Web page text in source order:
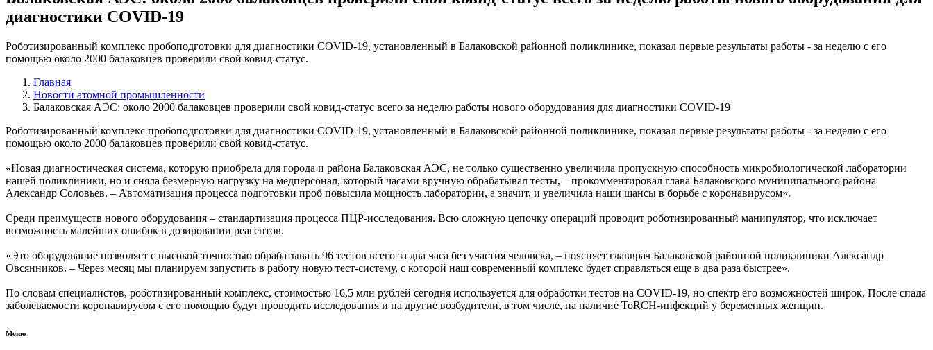
диагностики COVID-19
Роботизированный комплекс пробоподготовки для диагностики COVID-19, установленный в Балаковской районной поликлинике, показал первые результаты работы - за неделю с его
помощью около 2000 балаковцев проверили свой ковид-статус.
Главная
Новости атомной промышленности
Балаковская АЭС: около 2000 балаковцев проверили свой ковид-статус всего за неделю работы нового оборудования для диагностики COVID-19
Роботизированный комплекс пробоподготовки для диагностики COVID-19, установленный в Балаковской районной поликлинике, показал первые результаты работы - за неделю с его
помощью около 2000 балаковцев проверили свой ковид-статус.
«Новая диагностическая система, которую приобрела для города и района Балаковская АЭС, не только существенно увеличила пропускную способность микробиологической лаборатории
нашей поликлиники, но и сняла безмерную нагрузку на медперсонал, который часами вручную обрабатывал тесты, – прокомментировал глава Балаковского муниципального района
Александр Соловьев. – Автоматизация процесса подготовки проб повысила мощность лаборатории, а значит, и увеличила наши шансы в борьбе с коронавирусом».
Среди преимуществ нового оборудования – стандартизация процесса ПЦР-исследования. Всю сложную цепочку операций проводит роботизированный манипулятор, что исключает
возможность малейших ошибок в дозировании реагентов.
«Это оборудование позволяет с высокой точностью обрабатывать 96 тестов всего за два часа без участия человека, – поясняет главврач Балаковской районной поликлиники Александр
Овсянников. – Через месяц мы планируем запустить в работу новую тест-систему, с которой наш современный комплекс будет справляться еще в два раза быстрее».
По словам специалистов, роботизированный комплекс, стоимостью 16,5 млн рублей сегодня используется для обработки тестов на COVID-19, но спектр его возможностей широк. После спада
заболеваемости коронавирусом с его помощью будут проводить исследования и на другие возбудители, в том числе, на наличие ToRCH-инфекций у беременных женщин.
Меню